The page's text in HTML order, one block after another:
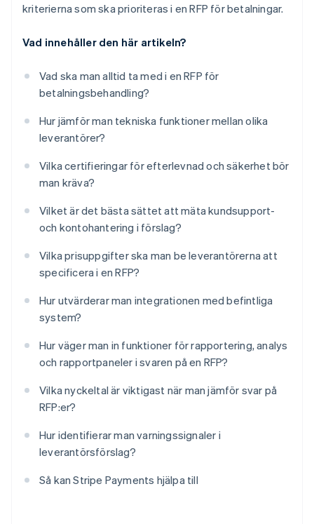
kriterierna som ska prioriteras i en RFP för betalningar.
Vad innehåller den här artikeln?
Vad ska man alltid ta med i en RFP för
betalningsbehandling?
Hur jämför man tekniska funktioner mellan olika
leverantörer?
Vilka certifieringar för efterlevnad och säkerhet bör
man kräva?
Vilket är det bästa sättet att mäta kundsupport-
och kontohantering i förslag?
Vilka prisuppgifter ska man be leverantörerna att
specificera i en RFP?
Hur utvärderar man integrationen med befintliga
system?
Hur väger man in funktioner för rapportering, analys
och rapportpaneler i svaren på en RFP?
Vilka nyckeltal är viktigast när man jämför svar på
RFP:er?
Hur identifierar man varningssignaler i
leverantörsförslag?
Så kan Stripe Payments hjälpa till